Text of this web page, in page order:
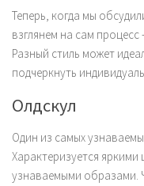
Теперь, когда мы
взглянем на сам
Разный стиль может
подчеркнуть
Олдскул
Один из самых
Характеризуется
узнаваемыми образами.